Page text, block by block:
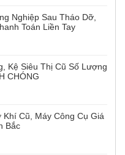
Nghiệp Sau Tháo Dỡ,
Toán Liền Tay
Kệ Siêu Thị Cũ Số Lượng
CHÓNG
Cũ, Máy Công Cụ Giá
Bắc